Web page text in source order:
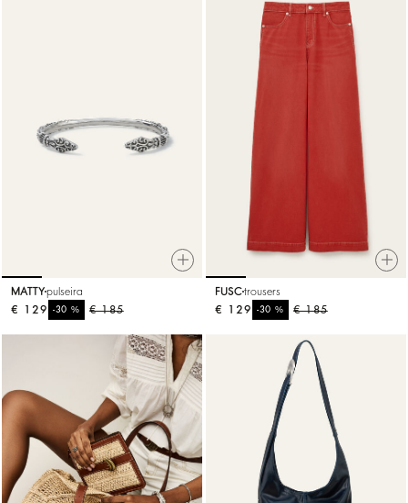
MATTYpulseira
€ 185
-30%
€ 129
FUSCtrousers
€ 185
-30%
€ 129